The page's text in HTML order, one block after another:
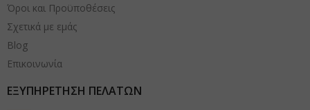
Όροι και Προϋποθέσεις
Σχετικά με εμάς
Blog
Επικοινωνία
ΕΞΥΠΗΡΕΤΗΣΗ ΠΕΛΑΤΩΝ